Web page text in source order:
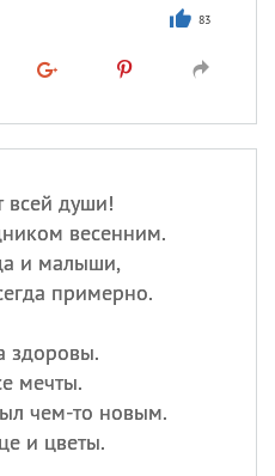
83
всей души!
весенним.
и малыши,
примерно.
здоровы.
мечты.
чем-то новым.
и цветы.